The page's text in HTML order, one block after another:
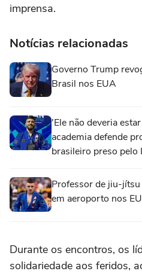
imprensa.
Notícias relacionadas
Governo Trump
Brasil nos EUA
'Ele não deveria
academia defende
brasileiro preso pelo
Professor de jiu-
em aeroporto nos
Durante os encontros, os
solidariedade aos feridos,